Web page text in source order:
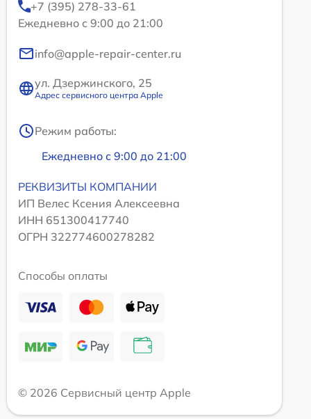
+7 (395) 278-33-61
Ежедневно с 9:00 до 21:00
info@apple-repair-center.ru
ул. Дзержинского, 25
Адрес сервисного центра Apple
Режим работы:
Ежедневно с 9:00 до 21:00
РЕКВИЗИТЫ КОМПАНИИ
ИП Велес Ксения Алексеевна
ИНН 651300417740
ОГРН 322774600278282
Способы оплаты
© 2026 Сервисный центр Apple